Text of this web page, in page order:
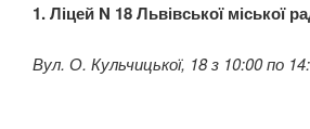
1. Ліцей N 18 Львівської міської
Вул. О. Кульчицької, 18 з 10:00 по